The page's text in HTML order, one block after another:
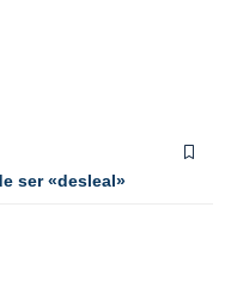
ser «desleal»